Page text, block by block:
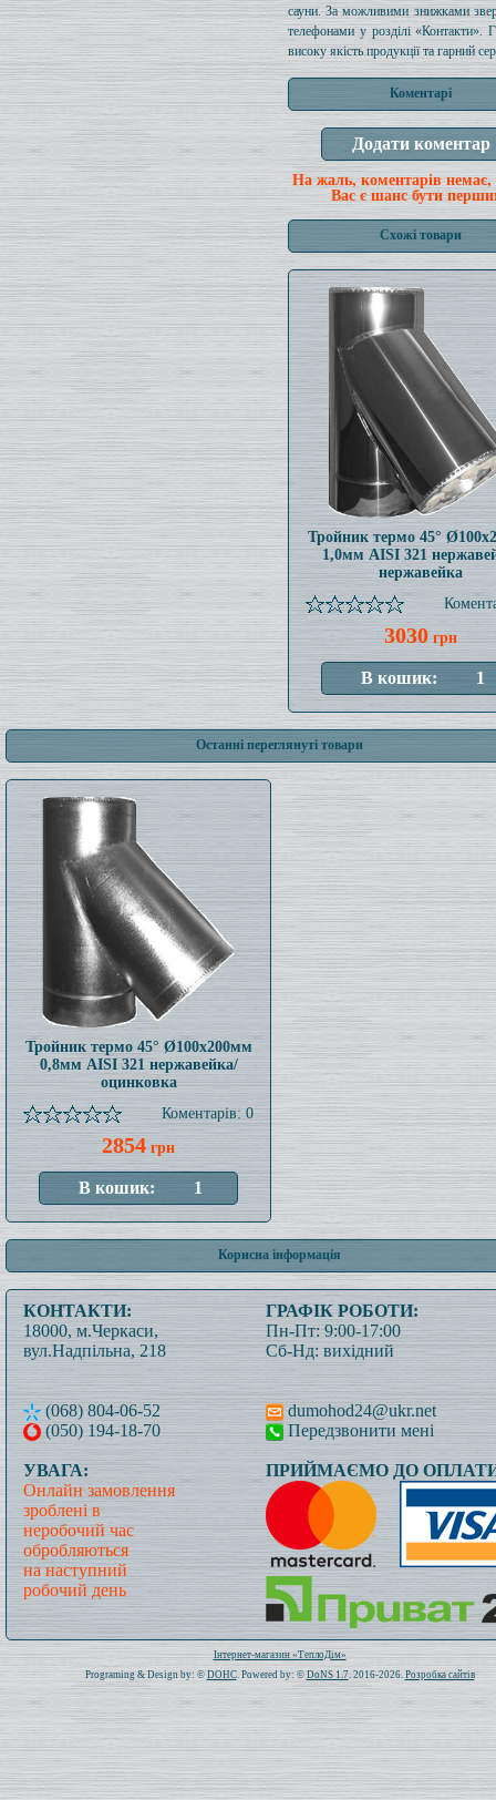
сауни. За можливими знижками
телефонами у розділі «Контакти».
високу якість продукції та гарний
Коментарі
На жаль, коментарів немає,
Вас є шанс бути
Схожі товари
Тройник термо 45°
1,0мм AISI 321
нержавейка
3030 грн
Останні переглянуті товари
Тройник термо 45° Ø100x200мм
0,8мм AISI 321 нержавейка/
оцинковка
Коментарів: 0
2854 грн
Корисна інформація
КОНТАКТИ:
18000, м.Черкаси,
вул.Надпільна, 218
(068) 804-06-52
(050) 194-18-70
ГРАФІК РОБОТИ:
Пн-Пт: 9:00-17:00
Сб-Нд: вихідний
dumohod24@ukr.net
Передзвонити мені
УВАГА:
Онлайн замовлення
зроблені в
неробочий час
обробляються
на наступний
робочий день
ПРИЙМАЄМО ДО
Всього: 1020666 Сьогодні: 283
Інтернет-магазин «ТеплоДім»
Programing & Design by: © DOHC. Powered by: © DoNS 1.7. 2016-2026. Розробка сайтів